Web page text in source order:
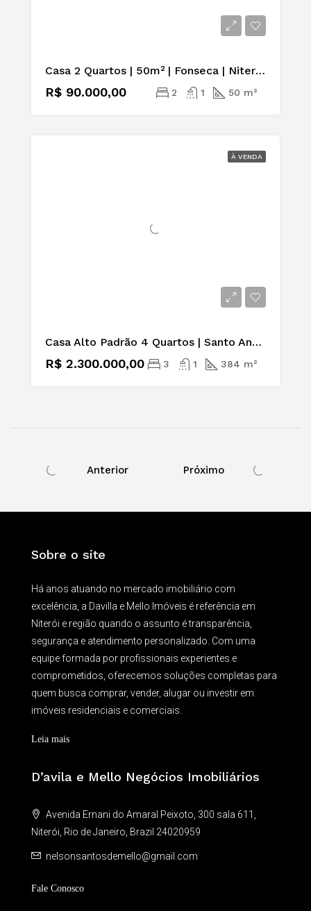
Casa 2 Quartos | 50m² | Fonseca | Niterói | Aluguel ou Venda
R$ 90.000,00 2 1 50 m²
À VENDA
Casa Alto Padrão 4 Quartos | Santo Antônio
R$ 2.300.000,00 3 1 384 m²
Anterior Próximo
Sobre o site
Há anos atuando no mercado imobiliário com
excelência, a Davilla e Mello Imóveis é referência em
Niterói e região quando o assunto é transparência,
segurança e atendimento personalizado. Com uma
equipe formada por profissionais experientes e
comprometidos, oferecemos soluções completas para
quem busca comprar, vender, alugar ou investir em
imóveis residenciais e comerciais.
Leia mais
D’avila e Mello Negócios Imobiliários
Avenida Ernani do Amaral Peixoto, 300 sala 611,
Niterói, Rio de Janeiro, Brazil 24020959
nelsonsantosdemello@gmail.com
Fale Conosco